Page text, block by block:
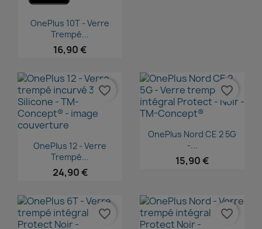
Aperçu rapide
OnePlus 10T - Verre
Trempé...
16,90 €
Aperçu rapide
OnePlus 12 - Verre
Trempé...
24,90 €
favorite_border
Aperçu rapide
OnePlus Nord CE 2 5G
-...
15,90 €
favorite_border
favorite_border favorite_border